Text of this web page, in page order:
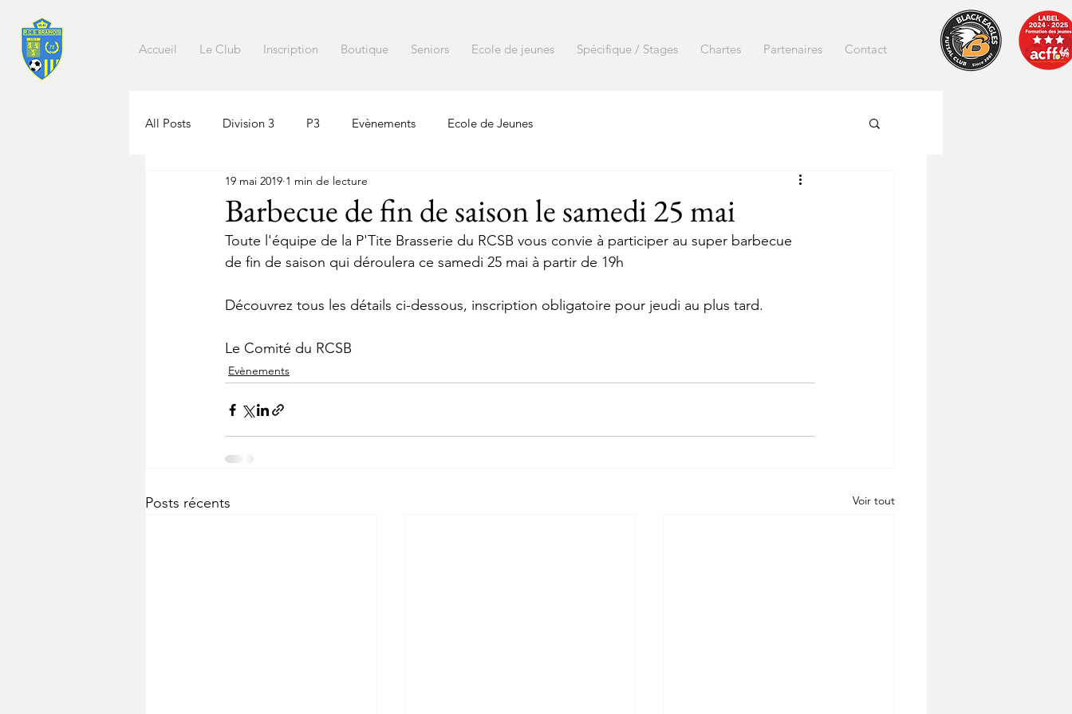
Accueil Le Club Inscription Boutique Seniors Ecole de jeunes Spécifique / Stages Chartes Partenaires Contact
All Posts Division 3 P3 Evènements Ecole de Jeunes
Barbecue de fin de saison le samedi 25 mai
19 mai 2019 1 min de lecture
Toute l'équipe de la P'Tite Brasserie du RCSB vous convie à participer au super barbecue
de fin de saison qui déroulera ce samedi 25 mai à partir de 19h
Découvrez tous les détails ci-dessous, inscription obligatoire pour jeudi au plus tard.
Le Comité du RCSB
Evènements
Posts récents Voir tout